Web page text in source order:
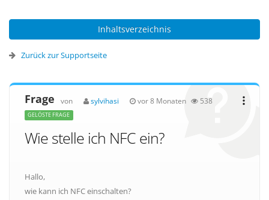
Inhaltsverzeichnis
Zurück zur Supportseite
Frage von sylvihasi vor 8 Monaten 538
GELÖSTE FRAGE
Wie stelle ich NFC ein?
Hallo,
wie kann ich NFC einschalten?